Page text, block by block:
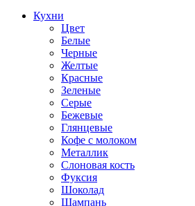
Кухни
Цвет
Белые
Черные
Желтые
Красные
Зеленые
Серые
Бежевые
Глянцевые
Кофе с молоком
Металлик
Слоновая кость
Фуксия
Шоколад
Шампань